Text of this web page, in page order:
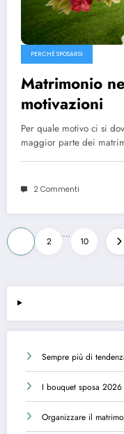
PERCHÉ SPOSARSI
Matrimonio
motivazioni
Per quale motivo ci si
maggior parte dei
2 Commenti
Paginazione
degli
articoli
2
…
10
Sempre più di
I bouquet sposa
Organizzare il